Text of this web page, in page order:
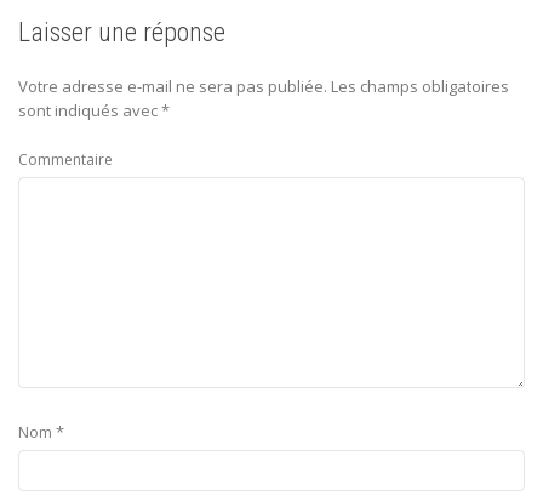
Laisser une réponse
Votre adresse e-mail ne sera pas publiée. Les champs obligatoires
sont indiqués avec*
Commentaire
Nom *